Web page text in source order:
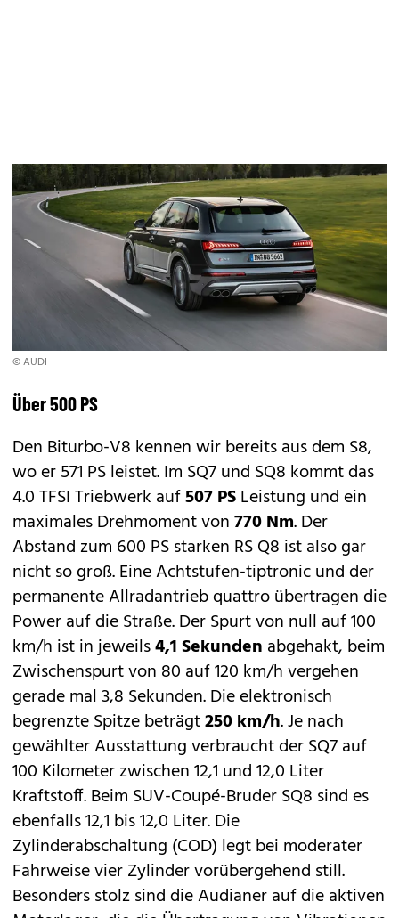
© AUDI
Über 500 PS
Den Biturbo-V8 kennen wir bereits aus dem S8,
wo er 571 PS leistet. Im SQ7 und SQ8 kommt das
4.0 TFSI Triebwerk auf507 PSLeistung und ein
maximales Drehmoment von770 Nm. Der
Abstand zum 600 PS starken RS Q8 ist also gar
nicht so groß. Eine Achtstufen-tiptronic und der
permanente Allradantrieb quattro übertragen die
Power auf die Straße. Der Spurt von null auf 100
km/h ist in jeweils4,1 Sekunden abgehakt, beim
Zwischenspurt von 80 auf 120 km/h vergehen
gerade mal 3,8 Sekunden. Die elektronisch
begrenzte Spitze beträgt250 km/h. Je nach
gewählter Ausstattung verbraucht der SQ7 auf
100 Kilometer zwischen 12,1 und 12,0 Liter
Kraftstoff. Beim SUV-Coupé-Bruder SQ8 sind es
ebenfalls 12,1 bis 12,0 Liter. Die
Zylinderabschaltung (COD) legt bei moderater
Fahrweise vier Zylinder vorübergehend still.
Besonders stolz sind die Audianer auf die aktiven